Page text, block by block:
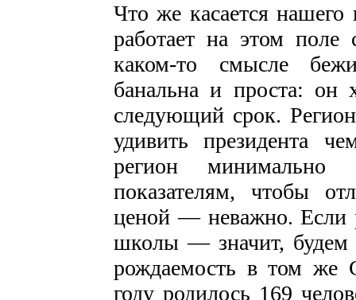
Что же касается
работает на этом
каком-то смысле
банальна и проста: он
следующий срок.
удивить президента
регион
показателям, чтобы
ценой — неважно. Если
школы — значит, будем
рождаемость в том же
году родилось 169